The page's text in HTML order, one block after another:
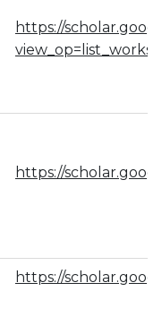
https://
https://
https://